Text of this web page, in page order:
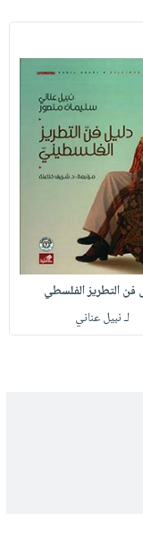
فن التطريز الفلسطي
لـ نبيل عناني